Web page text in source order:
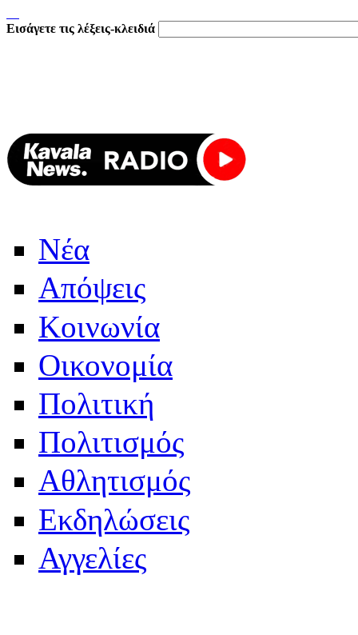
Εισάγετε τις λέξεις-κλειδιά
Νέα
Απόψεις
Κοινωνία
Οικονομία
Πολιτική
Πολιτισμός
Αθλητισμός
Εκδηλώσεις
Αγγελίες